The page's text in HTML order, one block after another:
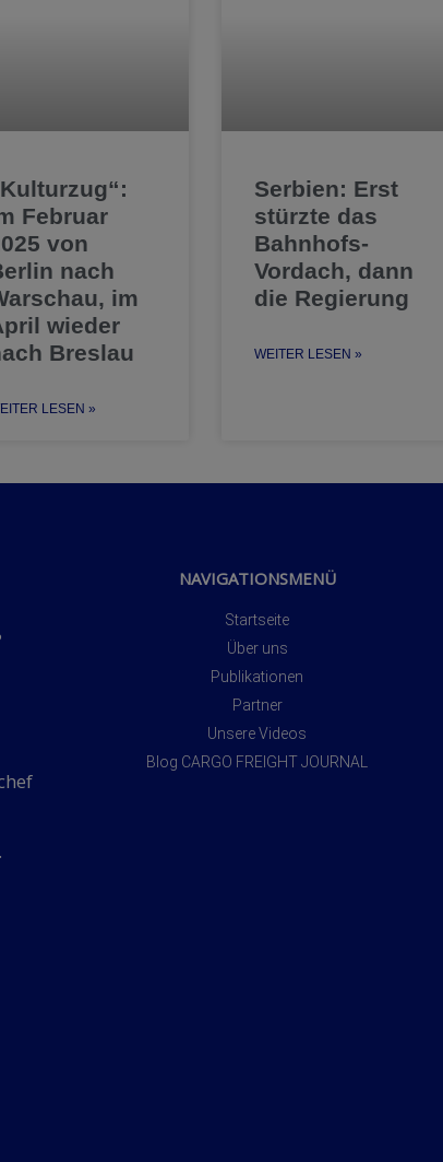
Februar
von
nach
im
wieder
Breslau
LESEN »
Serbien: Erst
stürzte das
Bahnhofs-
Vordach, dann
die Regierung
WEITER LESEN »
NAVIGATIONSMENÜ
Startseite
Über uns
Publikationen
Partner
Unsere Videos
Blog CARGO FREIGHT JOURNAL